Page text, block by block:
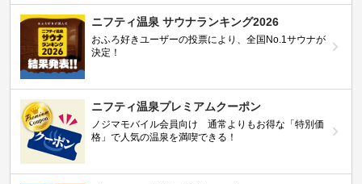
ニフティ温泉 サウナランキング2026
おふろ好きユーザーの投票により、全国No.1サウナが
決定！
ニフティ温泉プレミアムクーポン
ノジマモバイル会員向け 通常よりもお得な「特別価
格」で人気の温泉を満喫できる！